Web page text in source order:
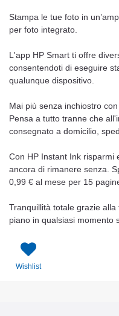
Stampa le tue foto in
per foto integrato.
L'app HP Smart ti offre
consentendoti di eseguire
qualunque dispositivo.
Mai più senza inchiostro
Pensa a tutto tranne che
consegnato a domicilio,
Con HP Instant Ink risparmi
ancora di rimanere senza.
0,99 € al mese per 15
Tranquillità totale grazie
piano in qualsiasi momento
Wishlist